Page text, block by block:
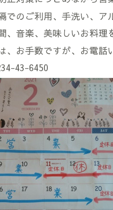
でのご利用、手洗い、ア
、音楽、美味しいお料
、お手数ですが、お電話
43-6450